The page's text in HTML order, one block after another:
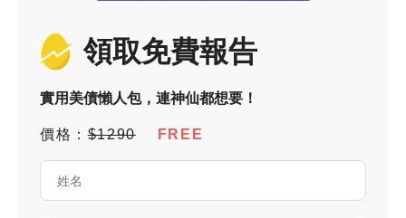
領取免費報告
實用美債懶人包，連神仙都想要！
價格：$1290 FREE